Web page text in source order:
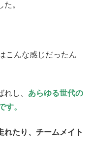
た。
こんな感じだったん
し、 あらゆる世代の
す。
れたり、チームメイト